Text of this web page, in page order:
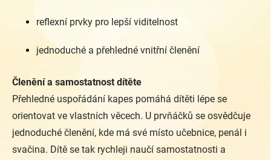
reflexní prvky pro lepší viditelnost
jednoduché a přehledné vnitřní členění
Členění a samostatnost dítěte
Přehledné uspořádání kapes pomáhá dítěti lépe se
orientovat ve vlastních věcech. U prvňáčků se osvědčuje
jednoduché členění, kde má své místo učebnice, penál i
svačina. Dítě se tak rychleji naučí samostatnosti a